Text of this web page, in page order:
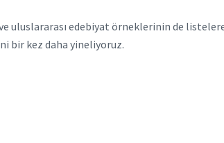
uluslararası edebiyat örneklerinin de
bir kez daha yineliyoruz.